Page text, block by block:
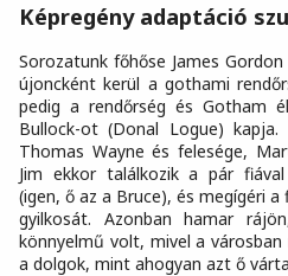
Képregény adaptáció
Sorozatunk főhőse James
újoncként kerül a gothami
pedig a rendőrség és Gotham
Bullock-ot (Donal Logue)
Thomas Wayne és felesége,
Jim ekkor találkozik a pár
(igen, ő az a Bruce), és megígéri
gyilkosát. Azonban hamar
könnyelmű volt, mivel a
a dolgok, mint ahogyan azt ő